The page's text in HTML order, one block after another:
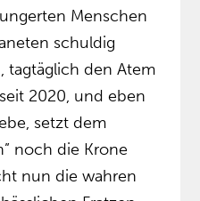
Menschen
schuldig
tagtäglich den Atem
2020, und eben
setzt dem
noch die Krone
nun die wahren